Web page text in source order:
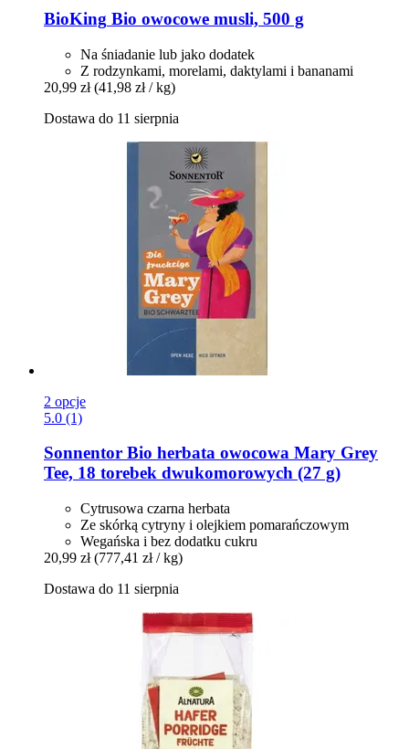
BioKing Bio owocowe musli, 500 g
Na śniadanie lub jako dodatek
Z rodzynkami, morelami, daktylami i bananami
20,99 zł (41,98 zł / kg)
Dostawa do 11 sierpnia
2 opcje
5.0 (1)
Sonnentor Bio herbata owocowa Mary Grey
Tee, 18 torebek dwukomorowych (27 g)
Cytrusowa czarna herbata
Ze skórką cytryny i olejkiem pomarańczowym
Wegańska i bez dodatku cukru
20,99 zł (777,41 zł / kg)
Dostawa do 11 sierpnia